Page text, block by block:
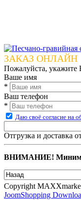
ЗАКАЗ ОНЛАЙН
Пожалуйста, укажите
Ваше имя
*
Ваш телефон
*
Даю своё согласие на
Отгрузка и доставка
ВНИМАНИЕ!
Copyright
JoomShopping